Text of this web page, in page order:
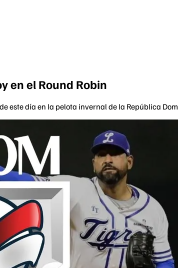
en el Round Robin
este día en la pelota invernal de la República